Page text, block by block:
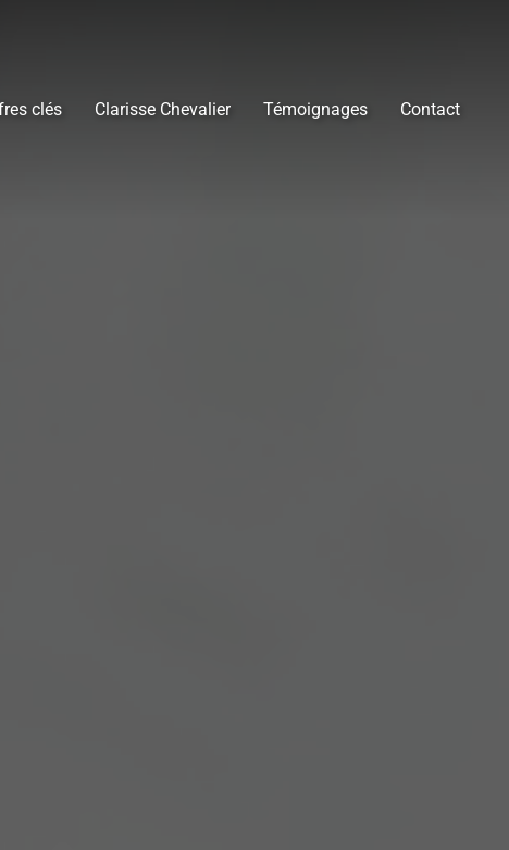
clés Clarisse Chevalier Témoignages Contact